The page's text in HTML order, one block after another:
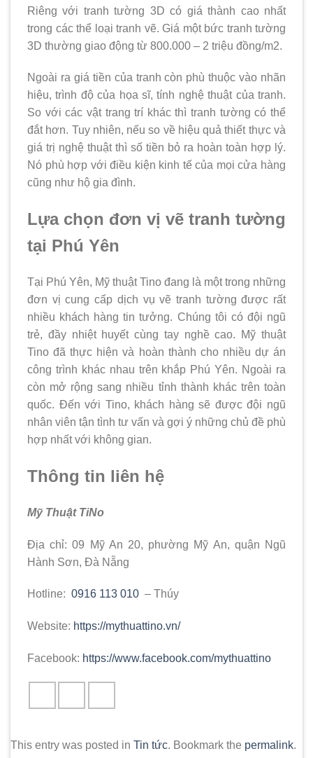
Riêng với tranh tường 3D có giá thành cao nhất
trong các thể loại tranh vẽ. Giá một bức tranh tường
3D thường giao động từ 800.000 – 2 triệu đồng/m2.
Ngoài ra giá tiền của tranh còn phù thuộc vào nhãn
hiệu, trình độ của họa sĩ, tính nghệ thuật của tranh.
So với các vật trang trí khác thì tranh tường có thể
đắt hơn. Tuy nhiên, nếu so về hiệu quả thiết thực và
giá trị nghệ thuật thì số tiền bỏ ra hoàn toàn hợp lý.
Nó phù hợp với điều kiện kinh tế của mọi cửa hàng
cũng như hộ gia đình.
Lựa chọn đơn vị vẽ tranh tường
tại Phú Yên
Tại Phú Yên, Mỹ thuật Tino đang là một trong những
đơn vị cung cấp dịch vụ vẽ tranh tường được rất
nhiều khách hàng tin tưởng. Chúng tôi có đội ngũ
trẻ, đầy nhiệt huyết cùng tay nghề cao. Mỹ thuật
Tino đã thực hiện và hoàn thành cho nhiều dự án
công trình khác nhau trên khắp Phú Yên. Ngoài ra
còn mở rộng sang nhiều tỉnh thành khác trên toàn
quốc. Đến với Tino, khách hàng sẽ được đội ngũ
nhân viên tận tình tư vấn và gợi ý những chủ đề phù
hợp nhất với không gian.
Thông tin liên hệ
Mỹ Thuật TiNo
Địa chỉ: 09 Mỹ An 20, phường Mỹ An, quận Ngũ
Hành Sơn, Đà Nẵng
Hotline: 0916 113 010 – Thúy
Website: https://mythuattino.vn/
Facebook: https://www.facebook.com/mythuattino
This entry was posted in Tin tức. Bookmark the permalink.